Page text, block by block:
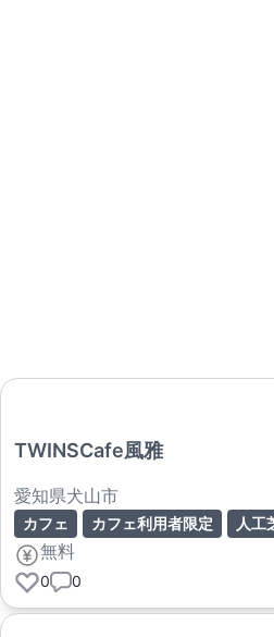
TWINSCafe風雅
愛知県犬山市
カフェ カフェ利用者限定 人工
無料
0 0